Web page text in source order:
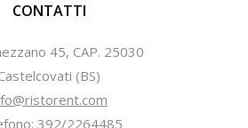
CONTATTI
45, CAP. 25030
(BS)
392/2264485